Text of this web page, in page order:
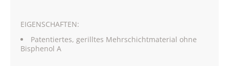
EIGENSCHAFTEN:
Patentiertes, gerilltes Mehrschichtmaterial ohne
Bisphenol A